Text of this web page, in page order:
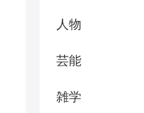
人物
芸能
雑学